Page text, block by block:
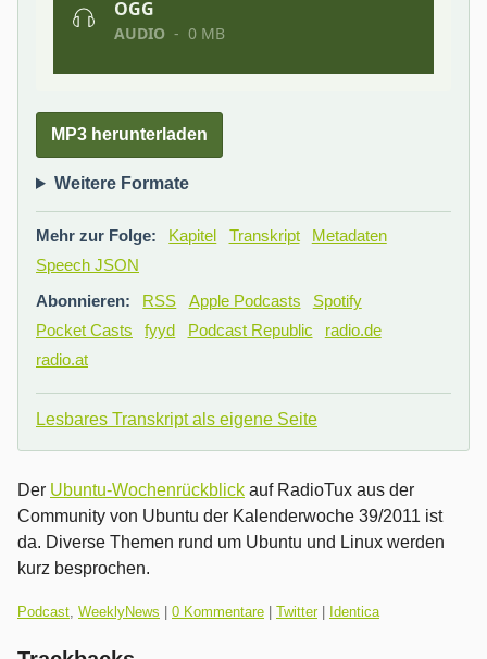
MP3 herunterladen
Weitere Formate
Mehr zur Folge: Kapitel Transkript
Metadaten
Speech JSON
Abonnieren:
RSS Apple Podcasts
Spotify
Pocket Casts
fyyd Podcast Republic
radio.de
radio.at
Lesbares Transkript als eigene Seite
Der Ubuntu-Wochenrückblick auf RadioTux aus der
Community von Ubuntu der Kalenderwoche 39/2011 ist
da. Diverse Themen rund um Ubuntu und Linux werden
kurz besprochen.
Kategorien:
Podcast, WeeklyNews 0 Kommentare Twitter| Identica